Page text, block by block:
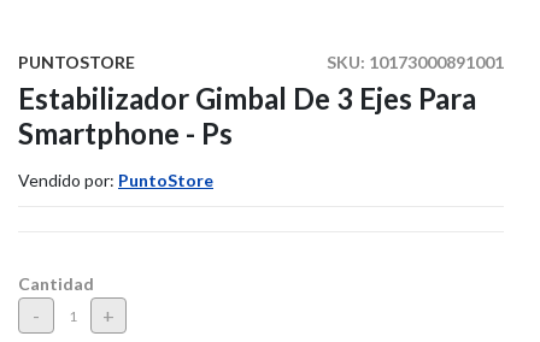
SKU: 10173000891001
PUNTOSTORE
Estabilizador Gimbal De 3 Ejes Para
Smartphone - Ps
Vendido por: PuntoStore
Cantidad
- +